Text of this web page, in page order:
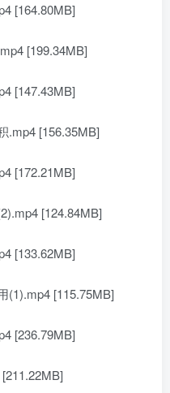
[164.80MB]
[199.34MB]
[147.43MB]
[156.35MB]
[172.21MB]
[124.84MB]
[133.62MB]
[115.75MB]
[236.79MB]